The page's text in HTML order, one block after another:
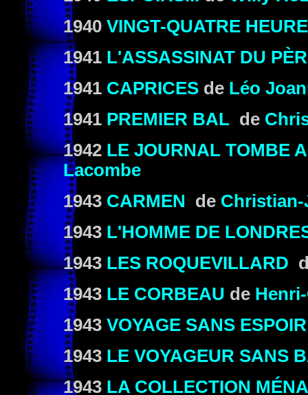
1940 VINGT-QUATRE
1941 L'ASSASSINAT DU
1941 CAPRICES de Léo
1941 PREMIER BAL de
1942 LE JOURNAL TOMBE
Lacombe
1943 CARMEN de Christian-
1943 L'HOMME DE
1943 LES ROQUEVILLARD
1943 LE CORBEAU de
1943 VOYAGE SANS ESPOIR
1943 LE VOYAGEUR SANS
1943 LA COLLECTION